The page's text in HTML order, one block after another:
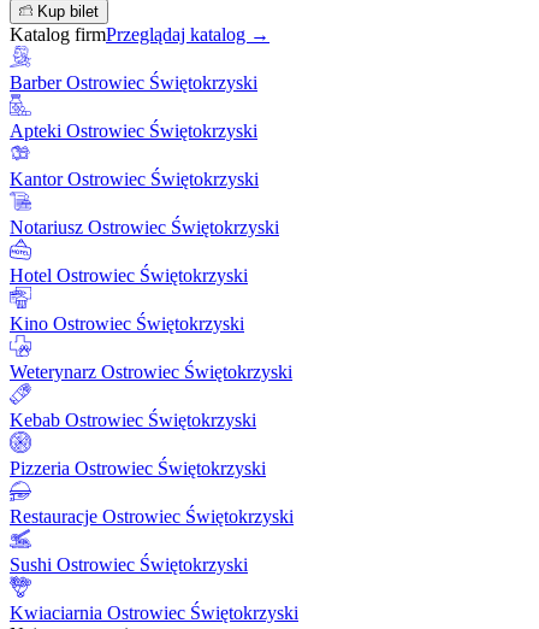
Kup bilet
Katalog firmPrzeglądaj katalog →
Barber Ostrowiec Świętokrzyski
Apteki Ostrowiec Świętokrzyski
Kantor Ostrowiec Świętokrzyski
Notariusz Ostrowiec Świętokrzyski
Hotel Ostrowiec Świętokrzyski
Kino Ostrowiec Świętokrzyski
Weterynarz Ostrowiec Świętokrzyski
Kebab Ostrowiec Świętokrzyski
Pizzeria Ostrowiec Świętokrzyski
Restauracje Ostrowiec Świętokrzyski
Sushi Ostrowiec Świętokrzyski
Kwiaciarnia Ostrowiec Świętokrzyski